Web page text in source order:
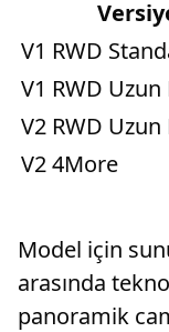
sunacak.
V1 RWD
V1 RWD
V2 RWD
V2 4More
Model için
arasında
panoramik